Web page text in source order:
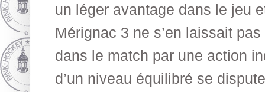
un léger avantage dans le jeu
Mérignac 3 ne s’en laissait
dans le match par une action
d’un niveau équilibré se